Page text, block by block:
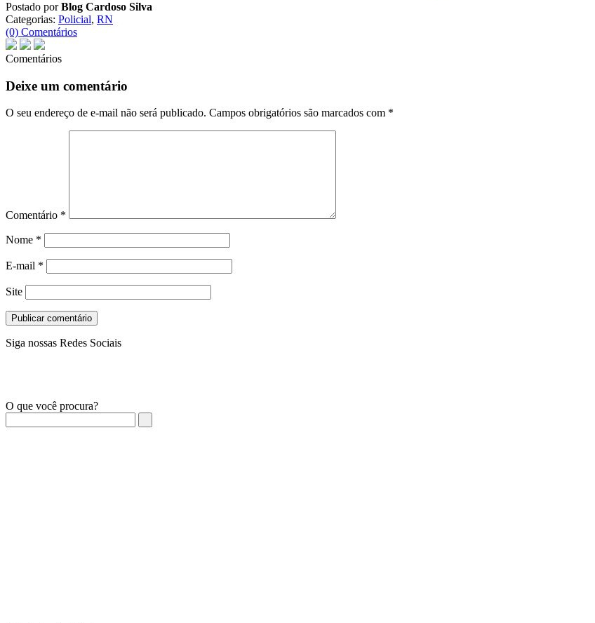
Postado porBlog Cardoso Silva
Categorias: Policial, RN
(0) Comentários
Comentários
Deixe um comentário
O seu endereço de e-mail não será publicado. Campos obrigatórios são marcados com *
Comentário *
Nome *
E-mail *
Site
Siga nossas Redes Sociais
O que você procura?